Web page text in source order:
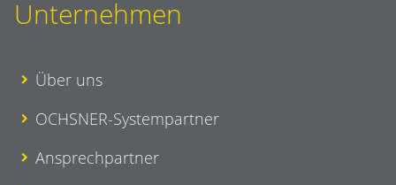
Unternehmen
Über uns
OCHSNER-Systempartner
Ansprechpartner